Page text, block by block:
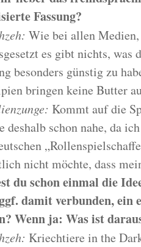
Fassung?
Wie bei allen
es gibt nichts,
besonders günstig zu
bringen keine Butter
Kommt auf die
deshalb schon nahe, da
nicht möchte, dass
du schon einmal die
damit verbunden, ein
Wenn ja: Was ist
Kriechtiere in the